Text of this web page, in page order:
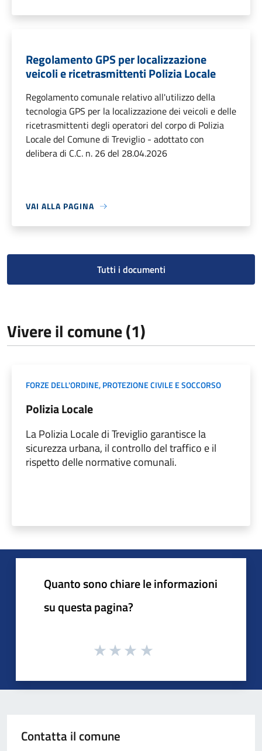
Regolamento GPS per localizzazione
veicoli e ricetrasmittenti Polizia Locale
Regolamento comunale relativo all'utilizzo della
tecnologia GPS per la localizzazione dei veicoli e delle
ricetrasmittenti degli operatori del corpo di Polizia
Locale del Comune di Treviglio - adottato con
delibera di C.C. n. 26 del 28.04.2026
VAI ALLA PAGINA
Tutti i documenti
Vivere il comune (1)
FORZE DELL'ORDINE, PROTEZIONE CIVILE E SOCCORSO
Polizia Locale
La Polizia Locale di Treviglio garantisce la
sicurezza urbana, il controllo del traffico e il
rispetto delle normative comunali.
Quanto sono chiare le informazioni
su questa pagina?
Contatta il comune